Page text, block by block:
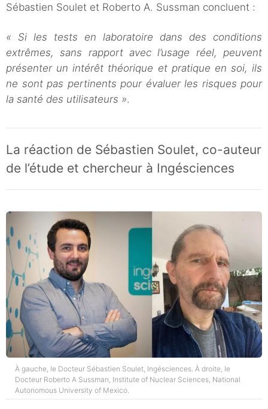
Sébastien Soulet et Roberto A. Sussman concluent :
« Si les tests en laboratoire dans des conditions
extrêmes, sans rapport avec l’usage réel, peuvent
présenter un intérêt théorique et pratique en soi, ils
ne sont pas pertinents pour évaluer les risques pour
la santé des utilisateurs ».
La réaction de Sébastien Soulet, co-auteur
de l’étude et chercheur à Ingésciences
À gauche, le Docteur Sébastien Soulet, Ingésciences. À droite, le
Docteur Roberto A Sussman, Institute of Nuclear Sciences, National
Autonomous University of Mexico.